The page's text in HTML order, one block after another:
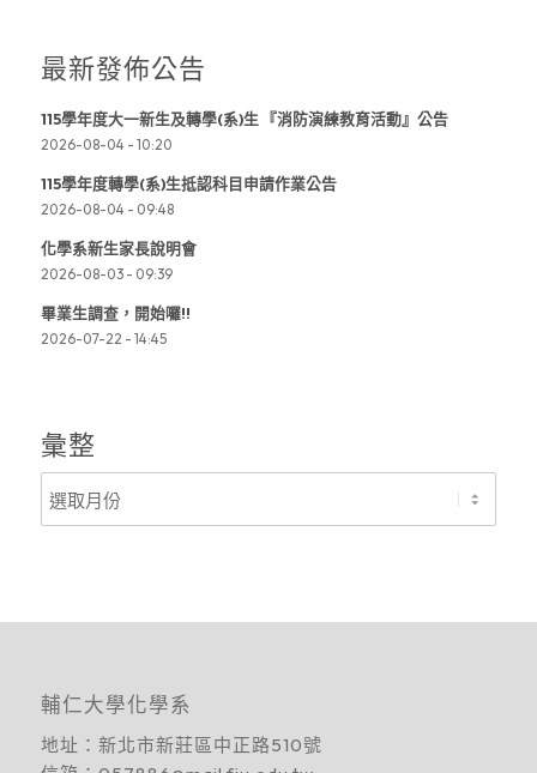
最新發佈公告
115學年度大一新生及轉學(系)生 『消防演練教育活動』公告
2026-08-04 - 10:20
115學年度轉學(系)生抵認科目申請作業公告
2026-08-04 - 09:48
化學系新生家長說明會
2026-08-03 - 09:39
畢業生調查，開始囉!!
2026-07-22 - 14:45
彙整
輔仁大學化學系
地址： 新北市新莊區中正路510號